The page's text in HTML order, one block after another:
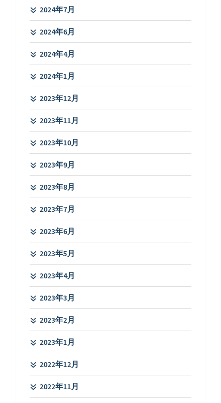
2024年7月
2024年6月
2024年4月
2024年1月
2023年12月
2023年11月
2023年10月
2023年9月
2023年8月
2023年7月
2023年6月
2023年5月
2023年4月
2023年3月
2023年2月
2023年1月
2022年12月
2022年11月